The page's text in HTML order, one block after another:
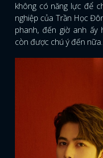
không có năng lực để
nghiệp của Trần Học
phanh, đến giờ anh ấy
còn được chú ý đến nữa.